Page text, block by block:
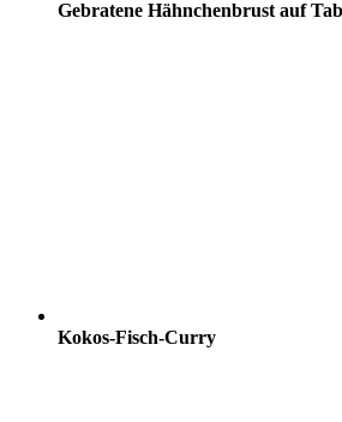
Gebratene Hähnchenbrust auf
Kokos-Fisch-Curry